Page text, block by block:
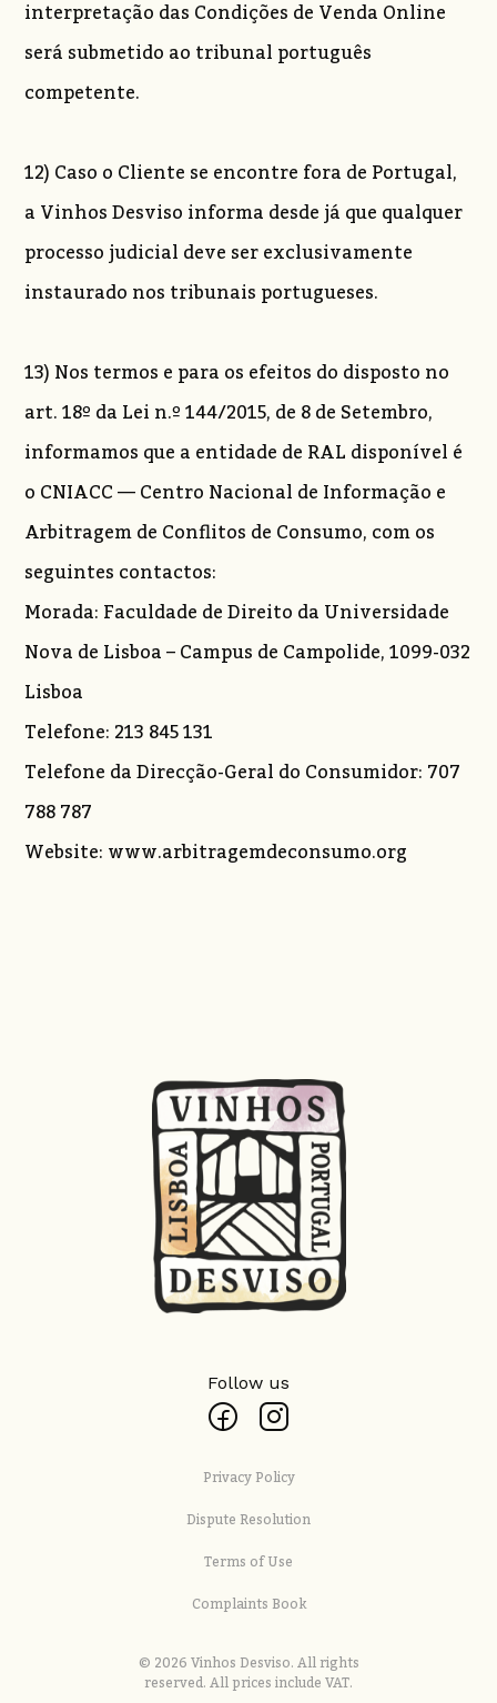
interpretação das Condições de Venda Online
será submetido ao tribunal português
competente.
12) Caso o Cliente se encontre fora de Portugal,
a Vinhos Desviso informa desde já que qualquer
processo judicial deve ser exclusivamente
instaurado nos tribunais portugueses.
13) Nos termos e para os efeitos do disposto no
art. 18º da Lei n.º 144/2015, de 8 de Setembro,
informamos que a entidade de RAL disponível é
o CNIACC — Centro Nacional de Informação e
Arbitragem de Conflitos de Consumo, com os
seguintes contactos:
Morada: Faculdade de Direito da Universidade
Nova de Lisboa – Campus de Campolide, 1099-032
Lisboa
Telefone: 213 845 131
Telefone da Direcção-Geral do Consumidor: 707
788 787
Website: www.arbitragemdeconsumo.org
Follow us
Privacy Policy
Dispute Resolution
Terms of Use
Complaints Book
© 2026 Vinhos Desviso. All rights
reserved. All prices include VAT.